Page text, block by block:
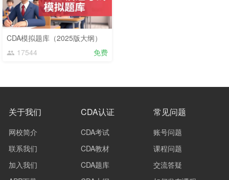
CDA模拟题库（2025版大纲）
17544
免费
关于我们
网校简介
联系我们
加入我们
CDA认证
CDA考试
CDA教材
CDA题库
常见问题
账号问题
课程问题
交流答疑